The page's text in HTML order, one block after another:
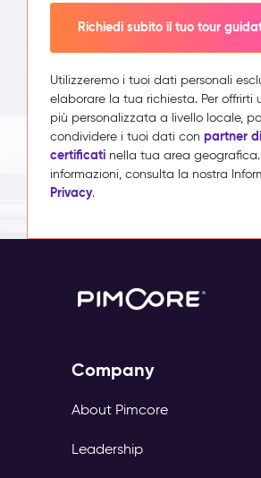
Richiedi subito il tuo tour
Utilizzeremo i tuoi dati personali
elaborare la tua richiesta. Per offrirti
più personalizzata a livello locale,
condividere i tuoi dati con partner
certificati nella tua area geografica.
informazioni, consulta la nostra
Privacy.
Company
About Pimcore
Leadership